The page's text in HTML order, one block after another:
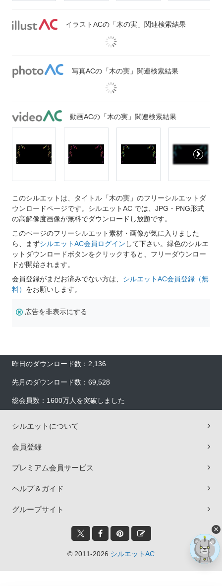
イラストACの「木の実」関連検索結果
写真ACの「木の実」関連検索結果
動画ACの「木の実」関連検索結果
このシルエットは、タイトル「木の実」のフリーシルエットダ
ウンロードページです。シルエットAC では、JPG・PNG形式
の高解像度画像が無料でダウンロードし放題です。
このページのフリーシルエット素材・画像が気に入りました
ら、まずシルエットAC会員ログイン して下さい。緑色のシルエ
ットダウンロードボタンをクリックすると、フリーダウンロー
ドが開始されます。
会員登録がまだお済みでない方は、 シルエットAC会員登録（無
料） をお願いします。
広告を非表示にする
昨日のダウンロード数：2,136
先月のダウンロード数：69,528
総会員数：1600万人を突破しました
シルエットについて
会員登録
プレミアム会員サービス
ヘルプ＆ガイド
グループサイト
© 2011-2026 シルエットAC
×